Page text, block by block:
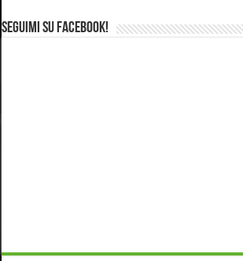
Seguimi su Facebook!